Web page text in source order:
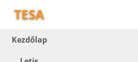
TESA
Kezdőlap